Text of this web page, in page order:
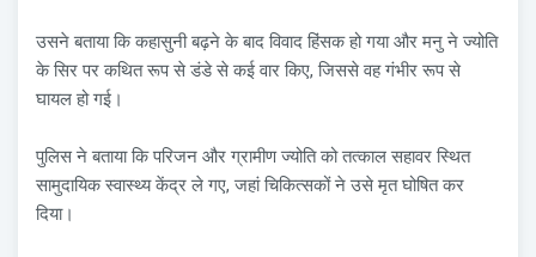
उसने बताया कि कहासुनी बढ़ने के बाद विवाद हिंसक हो गया और मनु ने ज्योति
के सिर पर कथित रूप से डंडे से कई वार किए, जिससे वह गंभीर रूप से
घायल हो गई।
पुलिस ने बताया कि परिजन और ग्रामीण ज्योति को तत्काल सहावर स्थित
सामुदायिक स्वास्थ्य केंद्र ले गए, जहां चिकित्सकों ने उसे मृत घोषित कर
दिया।